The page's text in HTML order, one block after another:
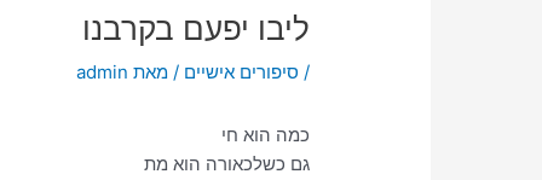
ליבו יפעם בקרבנו
/ סיפורים אישיים / מאת admin
כמה הוא חי
גם כשלכאורה הוא מת